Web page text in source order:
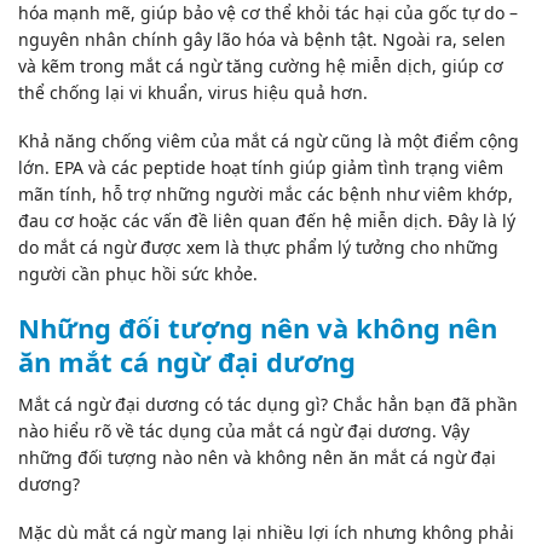
hóa mạnh mẽ, giúp bảo vệ cơ thể khỏi tác hại của gốc tự do –
nguyên nhân chính gây lão hóa và bệnh tật. Ngoài ra, selen
và kẽm trong mắt cá ngừ tăng cường hệ miễn dịch, giúp cơ
thể chống lại vi khuẩn, virus hiệu quả hơn.
Khả năng chống viêm của mắt cá ngừ cũng là một điểm cộng
lớn. EPA và các peptide hoạt tính giúp giảm tình trạng viêm
mãn tính, hỗ trợ những người mắc các bệnh nhưviêm khớp,
đau cơ hoặc các vấn đề liên quan đến hệ miễn dịch. Đây là lý
do mắt cá ngừ được xem là thực phẩm lý tưởng cho những
người cần phục hồi sức khỏe.
Những đối tượng nên và không nên
ăn mắt cá ngừ đại dương
Mắt cá ngừ đại dương có tác dụng gì? Chắc hẳn bạn đã phần
nào hiểu rõ về tác dụng của mắt cá ngừ đại dương. Vậy
những đối tượng nào nên và không nên ăn mắt cá ngừ đại
dương?
Mặc dù mắt cá ngừ mang lại nhiều lợi ích nhưng không phải